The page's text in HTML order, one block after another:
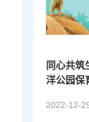
同心共筑
洋公园保
2022-12-